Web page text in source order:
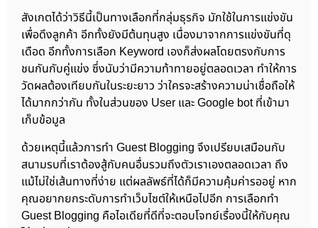
สังเกตได้ว่าวิธีนี้เป็นทางเลือกที่กลุ่มธุรกิจ มักใช้ในการแข่งขัน
เพื่อดึงลูกค้า อีกทั้งยังมีต้นทุนสูง เนื่องมาจากการแข่งขันที่ดุ
เดือด อีกทั้งการเลือก Keyword เองก็ส่งผลโดยตรงกับการ
ชนกันกับคู่แข่ง ซึ่งนับว่ามีความท้าทายอยู่ตลอดเวลา ทำให้การ
วัดผลต้องเทียบกันในระยะยาว ว่าใครจะสร้างความน่าเชื่อถือให้
ได้มากกว่ากัน ทั้งในส่วนของ User และ Google bot ที่เข้ามา
เก็บข้อมูล
ด้วยเหตุนี้แล้วการทำ Guest Blogging จึงเปรียบเสมือนกับ
สนามรบที่เราต้องสู้กับคนอื่นรวมถึงตัวเราเองตลอดเวลา ถึง
แม้ไม่ใช่เส้นทางที่ง่าย แต่ผลลัพธ์ที่ได้ก็มีความคุ้มค่ารออยู่ หาก
คุณอยากยกระดับการทำเว็บไซต์ให้เหนือไปอีก การเลือกทำ
Guest Blogging คือไอเดียที่ดีที่จะตอบโจทย์เรื่องนี้ให้กับคุณ